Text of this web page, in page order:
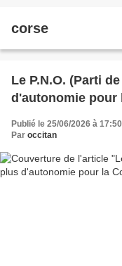
corse
Le P.N.O. (Parti
d'autonomie pour
Publié le 25/06/2026 à 17:50
Par occitan